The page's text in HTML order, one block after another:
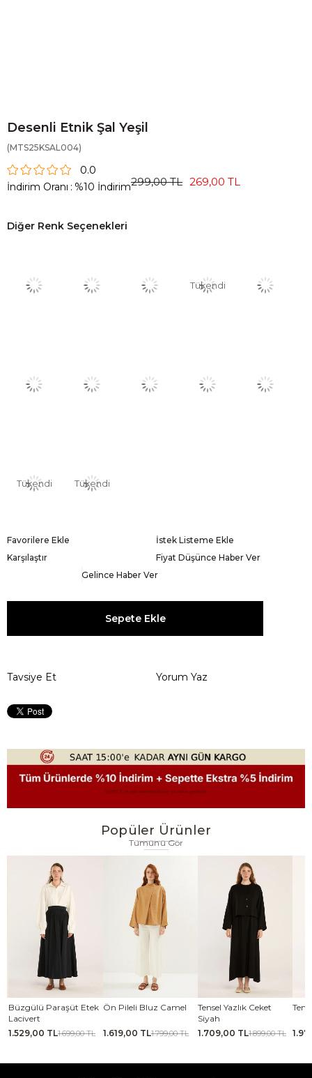
Desenli Etnik Şal Yeşil
(MTS25KSAL004)
0.0
İndirim Oranı : %10 İndirim299,00 TL 269,00 TL
Diğer Renk Seçenekleri
Tükendi
Tükendi Tükendi
Favorilere Ekle
İstek Listeme Ekle
Karşılaştır
Fiyat Düşünce Haber Ver
Gelince Haber Ver
Tavsiye Et Yorum Yaz
Popüler Ürünler
Tümünü Gör
Etek
TL
Ön Pileli Bluz Camel
1.619,00 TL1.799,00 TL
Tensel Yazlık Ceket
1.709,00 TL 1.899,00 TL
Tensel Jile Elbise
1.979,00 TL2.199,00